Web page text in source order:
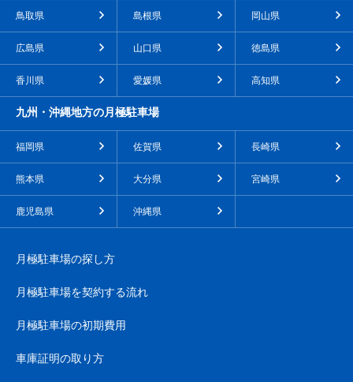
鳥取県 島根県 岡山県
広島県 山口県 徳島県
香川県 愛媛県 高知県
九州・沖縄地方の月極駐車場
福岡県 佐賀県 長崎県
熊本県 大分県 宮崎県
鹿児島県 沖縄県
月極駐車場の探し方
月極駐車場を契約する流れ
月極駐車場の初期費用
車庫証明の取り方